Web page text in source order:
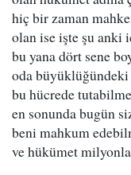
hiç bir zaman
olan ise işte şu anki
bu yana dört sene
oda
bu hücrede
en sonunda bugün
beni mahkum
ve hükümet